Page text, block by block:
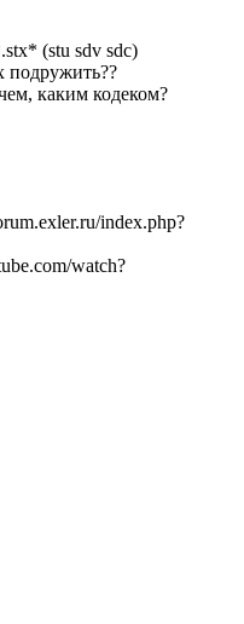
(stu sdv sdc)
подружить??
каким кодеком?
index.php?
watch?